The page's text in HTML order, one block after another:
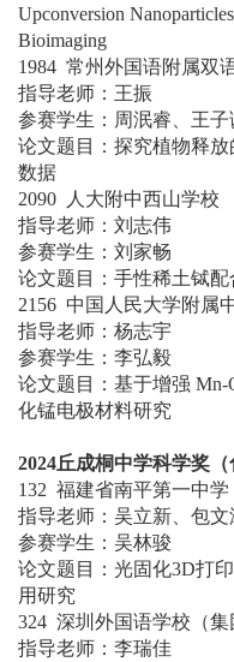
Upconversion
Bioimaging
1984 常州外国语附属双
指导老师：王振
参赛学生：周泯睿、王子
论文题目：探究植物释
数据
2090 人大附中西山学校
指导老师：刘志伟
参赛学生：刘家畅
论文题目：手性稀土铽
2156 中国人民大学附属
指导老师：杨志宇
参赛学生：李弘毅
论文题目：基于增强
化锰电极材料研究
2024丘成桐中学科学奖
132 福建省南平第一中学
指导老师：吴立新、包文
参赛学生：吴林骏
论文题目：光固化3D打
用研究
324 深圳外国语学校（
指导老师：李瑞佳